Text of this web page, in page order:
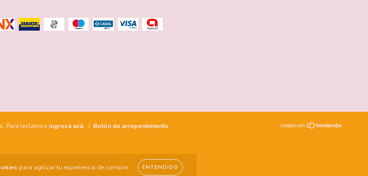
para agilizar tu experiencia de compra. ENTENDIDO
Para reclamos ingresá acá. / Botón de arrepentimiento